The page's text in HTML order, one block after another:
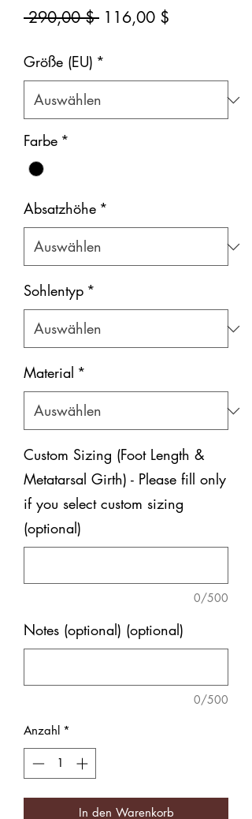
290,00 $ Standardpreis
116,00 $
Größe (EU) *
Farbe *
Absatzhöhe *
Sohlentyp *
Material *
Custom Sizing (Foot Length &
Metatarsal Girth) - Please fill only
if you select custom sizing
(optional)
0/500
Notes (optional) (optional)
0/500
Anzahl *
In den Warenkorb